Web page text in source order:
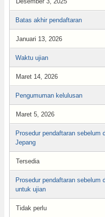
Batas akhir pendaftaran
Januari 13, 2026
Waktu ujian
Maret 14, 2026
Pengumuman kelulusan
Maret 5, 2026
Prosedur pendaftaran sebelum
Jepang
Tersedia
Prosedur pendaftaran sebelum
untuk ujian
Tidak perlu